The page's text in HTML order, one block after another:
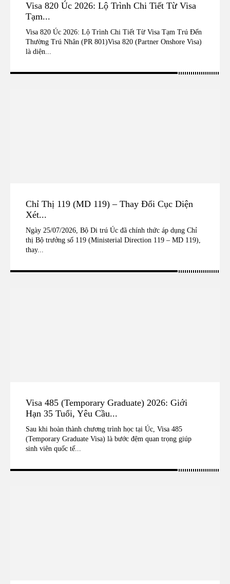
Visa 820 Úc 2026: Lộ Trình Chi Tiết Từ Visa
Tạm...
Visa 820 Úc 2026: Lộ Trình Chi Tiết Từ Visa Tạm Trú Đến
Thường Trú Nhân (PR 801)Visa 820 (Partner Onshore Visa)
là diện...
Chỉ Thị 119 (MD 119) – Thay Đổi Cục Diện
Xét...
Ngày 25/07/2026, Bộ Di trú Úc đã chính thức áp dụng Chỉ
thị Bộ trưởng số 119 (Ministerial Direction 119 – MD 119),
thay...
Visa 485 (Temporary Graduate) 2026: Giới
Hạn 35 Tuổi, Yêu Cầu...
Sau khi hoàn thành chương trình học tại Úc, Visa 485
(Temporary Graduate Visa) là bước đệm quan trọng giúp
sinh viên quốc tế...